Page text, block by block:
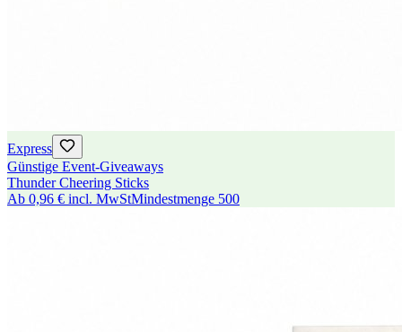
Express
Günstige Event-Giveaways
Thunder Cheering Sticks
Ab 0,96 € incl. MwStMindestmenge 500